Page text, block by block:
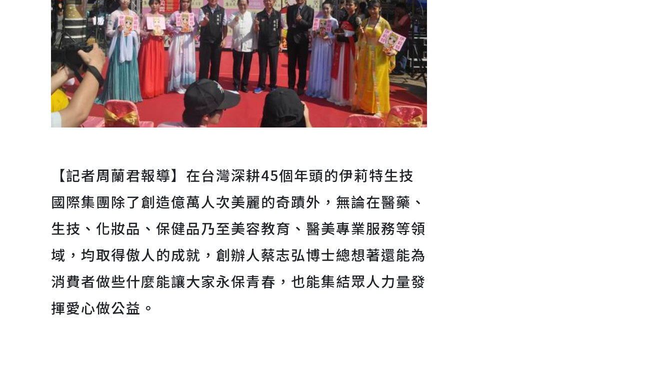
【記者周蘭君報導】在台灣深耕45個年頭的伊莉特生技
國際集團除了創造億萬人次美麗的奇蹟外，無論在醫藥、
生技、化妝品、保健品乃至美容教育、醫美專業服務等領
域，均取得傲人的成就，創辦人蔡志弘博士總想著還能為
消費者做些什麼能讓大家永保青春，也能集結眾人力量發
揮愛心做公益。